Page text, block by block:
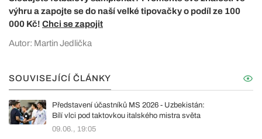
výhru a zapojte se do naší velké tipovačky o podíl ze 100
000 Kč! Chci se zapojit
Autor: Martin Jedlička
SOUVISEJÍCÍ ČLÁNKY
Představení účastníků MS 2026 - Uzbekistán:
Bílí vlci pod taktovkou italského mistra světa
09.06., 19:05